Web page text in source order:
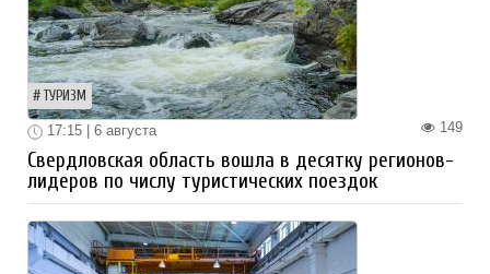
ТУРИЗМ
149
17:15 | 6 августа
Свердловская область вошла в десятку регионов-
лидеров по числу туристических поездок